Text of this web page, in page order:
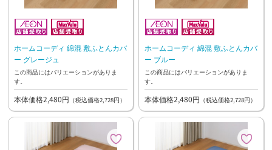
ホームコーディ 綿混 敷ふとんカバ
ー グレージュ
この商品にはバリエーションがありま
す。
本体価格2,480円 （税込価格2,728円）
ホームコーディ 綿混 敷ふとんカバ
ー ブルー
この商品にはバリエーションがありま
す。
本体価格2,480円 （税込価格2,728円）